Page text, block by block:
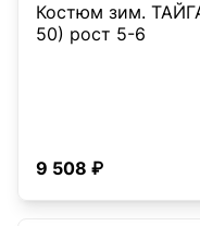
Костюм зим.
50) рост 5-6
9 508 ₽